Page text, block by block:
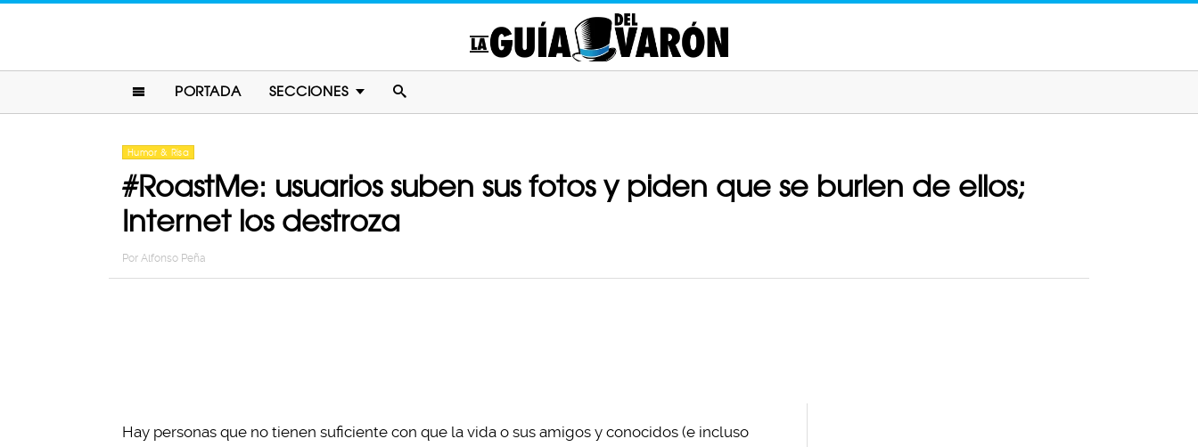
PORTADA SECCIONES
Humor & Risa
#RoastMe: usuarios suben sus fotos y piden que se burlen de ellos;
Internet los destroza
Por Alfonso Peña
Hay personas que no tienen suficiente con que la vida o sus amigos y conocidos (e incluso